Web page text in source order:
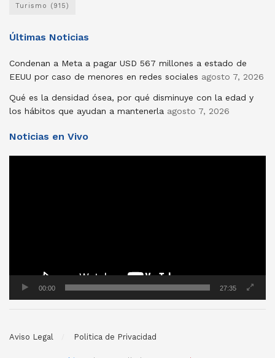
Turismo (915)
Últimas Noticias
Condenan a Meta a pagar USD 567 millones a estado de
EEUU por caso de menores en redes sociales agosto 7, 2026
Qué es la densidad ósea, por qué disminuye con la edad y
los hábitos que ayudan a mantenerla agosto 7, 2026
Noticias en Vivo
00:00 27:35
Aviso Legal Politica de Privacidad